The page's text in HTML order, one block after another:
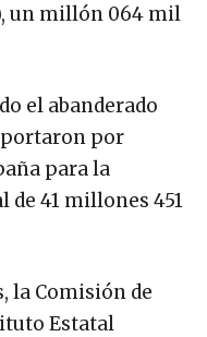
un millón 064 mil
el abanderado
por
para la
de 41 millones 451
la Comisión de
Estatal